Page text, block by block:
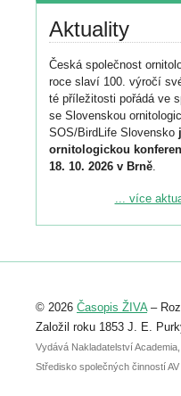
Aktuality
Česká společnost
roce slaví 100. výročí
té příležitosti pořádá ve
se Slovenskou
SOS/BirdLife Slovensko
ornitologickou
18. 10. 2026 v Brně.
Podrobnější informace
Registrovat se můžete
abstraktu přihlášené
posteru je už 30. června.
... více
© 2026 Časopis ŽIVA–
Založil roku 1853 J. E.
Vydává Nakladatelství Academia,
Středisko společných činností